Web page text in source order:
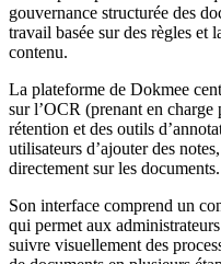
gouvernance structurée des
travail basée sur des règles et
contenu.
La plateforme de Dokmee
sur l’OCR (prenant en
rétention et des outils
utilisateurs d’ajouter des
directement sur les documents.
Son interface comprend un
qui permet aux
suivre visuellement des